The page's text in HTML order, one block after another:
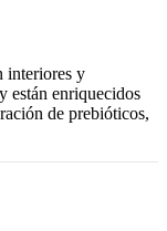
interiores y
están enriquecidos
de prebióticos,